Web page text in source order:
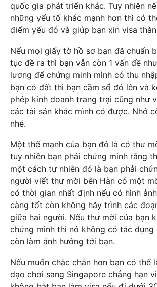
quốc gia phát triển khác. Tuy nhiên
những yếu tố khác mạnh hơn thì có
điểm yếu đó và giúp bạn xin visa
Nếu mọi giấy tờ hồ sơ bạn đã chuẩn
tục đề ra thì bạn vẫn còn 1 vấn đề
lương để chứng minh mình có thu
bạn có đất thì bạn cầm sổ đỏ lên và
phép kinh doanh trang trại cũng như
các tài sản khác mình có được. Nhớ
nhé.
Một thế mạnh của bạn đó là có thư
tuy nhiên bạn phải chứng minh rằng
một cách tự nhiên đó là bạn phải
người viết thư mời bên Hàn có một
có thời gian nhất định nếu có hình
càng tốt còn không hãy trình các
giữa hai người. Nếu thư mời của bạn
chứng minh thì nó không có tác dụng
còn làm ảnh hưởng tới bạn.
Nếu muốn chắc chắn hơn bạn có thể
dạo chơi sang Singapore chẳng hạn